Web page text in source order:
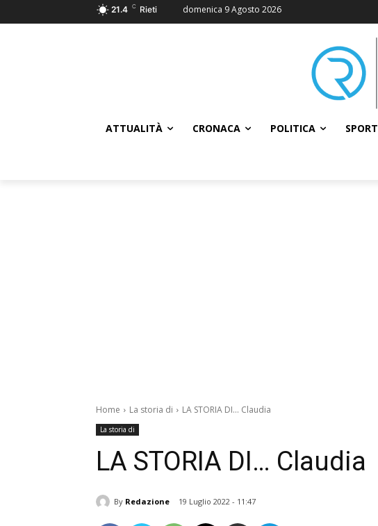
21.4 C Rieti domenica 9 Agosto 2026
ATTUALITÀ CRONACA POLITICA SPORT
Home La storia di LA STORIA DI... Claudia
La storia di
LA STORIA DI… Claudia
By Redazione 19 Luglio 2022 - 11:47